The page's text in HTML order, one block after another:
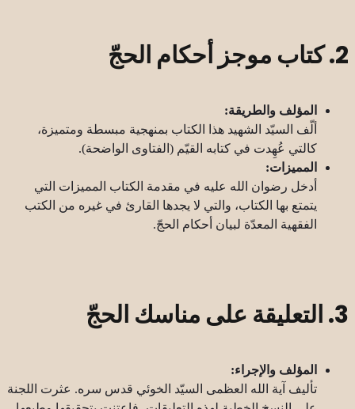
2. كتاب موجز أحكام الحجّ
المؤلف والطريقة:
ألّف السيّد الشهيد هذا الكتاب بمنهجية مبسطة ومتميزة،
كالتي عُهِدت في كتابه القيّم (الفتاوى الواضحة).
المميزات:
أدخل رضوان الله عليه في مقدمة الكتاب المميزات التي
يتمتع بها الكتاب، والتي لا يجدها القارئ في غيره من الكتب
الفقهية المعدّة لبيان أحكام الحجّ.
3. التعليقة على مناسك الحجّ
المؤلف والإجراء:
تأليف آية الله العظمى السيّد الخوئي قدس سره. عثرت اللجنة